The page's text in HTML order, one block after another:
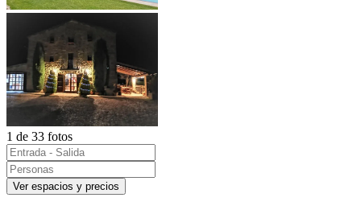
1 de 33 fotos
Ver espacios y precios